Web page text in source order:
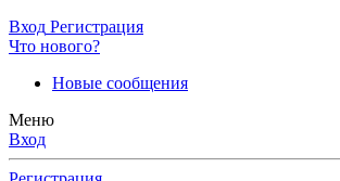
Вход Регистрация
Что нового?
Новые сообщения
Меню
Вход